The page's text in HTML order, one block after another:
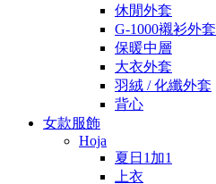
休閒外套
G-1000襯衫外套
保暖中層
大衣外套
羽絨 / 化纖外套
背心
女款服飾
Hoja
夏日1加1
上衣